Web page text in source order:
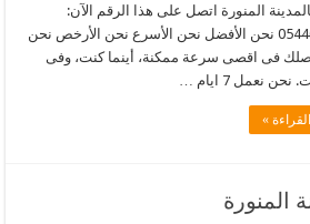
المنورة اتصل على هذا الرقم الآن:
0544090518 نحن الأفضل نحن الأسرع نحن الأرخص نحن
فى اقصى سرعة ممكنة، أينما كنت، وفى
نعمل 7 ايام …
»
المنورة